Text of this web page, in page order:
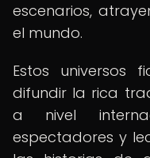
escenarios,
el mundo.
Estos universos
difundir la rica
a nivel
espectadores y